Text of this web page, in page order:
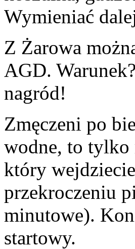
Wymieniać
Z Żarowa
AGD.
nagród!
Zmęczeni po
wodne, to tylko
który
przekroczeniu
minutowe).
startowy.